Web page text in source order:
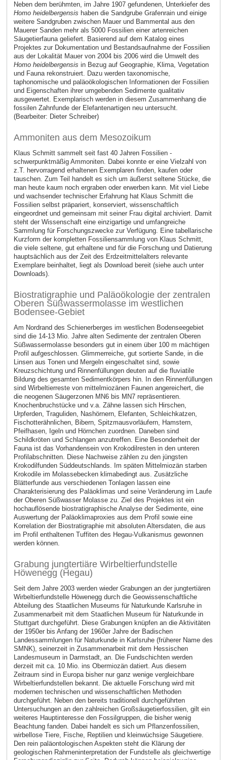
Neben dem berühmten, im Jahre 1907 gefundenen, Unterkiefer des
Homo heidelbergensis haben die Sandgrube Grafenrain und einige
weitere Sandgruben zwischen Mauer und Bammental aus den
Mauerer Sanden mehr als 5000 Fossilien einer artenreichen
Säugetierfauna geliefert. Basierend auf dem Katalog eines
Projektes zur Dokumentation und Bestandsaufnahme der Fossilien
aus der Lokalität Mauer von 2004 bis 2006 wird die Umwelt des
Homo heidelbergensis in Bezug auf Geographie, Klima, Vegetation
und Fauna rekonstruiert. Dazu werden taxonomische,
taphonomische und paläoökologischen Informationen der Fossilien
und Eigenschaften ihrer umgebenden Sedimente qualitativ
ausgewertet. Exemplarisch werden in diesem Zusammenhang die
fossilen Zahnfunde der Elefantenartigen neu untersucht.
(Bearbeiter: Dieter Schreiber)
Ammoniten aus dem Mesozoikum
Klaus Schmitt sammelt seit fast 40 Jahren Fossilien -
schwerpunktmäßig Ammoniten. Dabei konnte er eine Vielzahl von
z.T. hervorragend erhaltenen Exemplaren finden, kaufen oder
tauschen. Zum Teil handelt es sich um äußerst seltene Stücke, die
man heute kaum noch ergraben oder erwerben kann. Mit viel Liebe
und wachsender technischer Erfahrung hat Klaus Schmitt die
Fossilien selbst präpariert, konserviert, wissenschaftlich
eingeordnet und gemeinsam mit seiner Frau digital archiviert. Damit
steht der Wissenschaft eine einzigartige und umfangreiche
Sammlung für Forschungszwecke zur Verfügung. Eine tabellarische
Kurzform der kompletten Fossiliensammlung von Klaus Schmitt,
die viele seltene, gut erhaltene und für die Forschung und Datierung
hauptsächlich aus der Zeit des Erdzeitmittelalters relevante
Exemplare beinhaltet, liegt als Download bereit (siehe auch unter
Downloads).
Biostratigraphie und Paläoökologie der zentralen
Oberen Süßwassermolasse im westlichen
Bodensee-Gebiet
Am Nordrand des Schienerberges im westlichen Bodenseegebiet
sind die 14-13 Mio. Jahre alten Sedimente der zentralen Oberen
Süßwassermolasse besonders gut in einem über 100 m mächtigen
Profil aufgeschlossen. Glimmerreiche, gut sortierte Sande, in die
Linsen aus Tonen und Mergeln eingeschaltet sind, sowie
Kreuzschichtung und Rinnenfüllungen deuten auf die fluviatile
Bildung des gesamten Sedimentkörpers hin. In den Rinnenfüllungen
sind Wirbeltierreste von mittelmiozänen Faunen angereichert, die
die neogenen Säugerzonen MN6 bis MN7 repräsentieren.
Knochenbruchstücke und v.a. Zähne lassen sich Hirschen,
Urpferden, Traguliden, Nashörnern, Elefanten, Schleichkatzen,
Fischotterähnlichen, Bibern, Spitzmausvorläufern, Hamstern,
Pfeifhasen, Igeln und Hörnchen zuordnen. Daneben sind
Schildkröten und Schlangen anzutreffen. Eine Besonderheit der
Fauna ist das Vorhandensein von Krokodilresten in den unteren
Profilabschnitten. Diese Nachweise zählen zu den jüngsten
Krokodilfunden Süddeutschlands. Im späten Mittelmiozän starben
Krokodile im Molassebecken klimabedingt aus. Zusätzliche
Blätterfunde aus verschiedenen Tonlagen lassen eine
Charakterisierung des Paläoklimas und seine Veränderung im Laufe
der Oberen Süßwasser Molasse zu. Ziel des Projektes ist ein
hochauflösende biostratigraphische Analyse der Sedimente, eine
Auswertung der Paläoklimaproxies aus dem Profil sowie eine
Korrelation der Biostratigraphie mit absoluten Altersdaten, die aus
im Profil enthaltenen Tuffiten des Hegau-Vulkanismus gewonnen
werden können.
Grabung jungtertiäre Wirbeltierfundstelle
Höwenegg (Hegau)
Seit dem Jahre 2003 werden wieder Grabungen an der jungtertiären
Wirbeltierfundstelle Höwenegg durch die Geowissenschaftliche
Abteilung des Staatlichen Museums für Naturkunde Karlsruhe in
Zusammenarbeit mit dem Staatlichen Museum für Naturkunde in
Stuttgart durchgeführt. Diese Grabungen knüpfen an die Aktivitäten
der 1950er bis Anfang der 1960er Jahre der Badischen
Landessammlungen für Naturkunde in Karlsruhe (früherer Name des
SMNK), seinerzeit in Zusammenarbeit mit dem Hessischen
Landesmuseum in Darmstadt, an. Die Fundschichten werden
derzeit mit ca. 10 Mio. ins Obermiozän datiert. Aus diesem
Zeitraum sind in Europa bisher nur ganz wenige vergleichbare
Wirbeltierfundstellen bekannt. Die aktuelle Forschung wird mit
modernen technischen und wissenschaftlichen Methoden
durchgeführt. Neben den bereits traditionell durchgeführten
Untersuchungen an den zahlreichen Großsäugetierfossilien, gilt ein
weiteres Hauptinteresse den Fossilgruppen, die bisher wenig
Beachtung fanden. Dabei handelt es sich um Pflanzenfossilien,
wirbellose Tiere, Fische, Reptilien und kleinwüchsige Säugetiere.
Den rein paläontologischen Aspekten steht die Klärung der
geologischen Rahmeninterpretation der Fundstelle als gleichwertige